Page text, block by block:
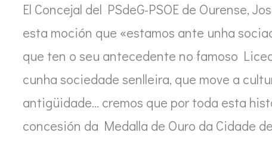
El Concejal del PSdeG-PSOE de Ourense,
esta moción que «estamos ante unha
que ten o seu antecedente no famoso
cunha sociedade senlleira, que move a
antigüidade… cremos que por toda esta
concesión da Medalla de Ouro da Cidade